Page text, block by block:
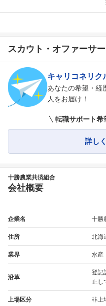
スカウト・オファーサ
キャリコネリク
あなたの希望・経
人をお届け！
転職サポート希
詳し
十勝農業共済組合
会社概要
企業名 十勝
住所 北海
業界 水産
沿革
登記
止し
上場区分 非上